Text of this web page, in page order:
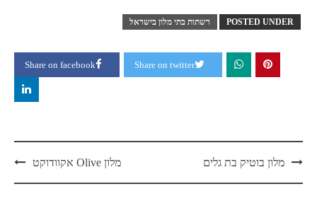
POSTED UNDER רשתות בתי מלון בישראל
Share on facebook Share on twitter
Postמלון בוטיק בת גלים מלון Olive אקוודוקט